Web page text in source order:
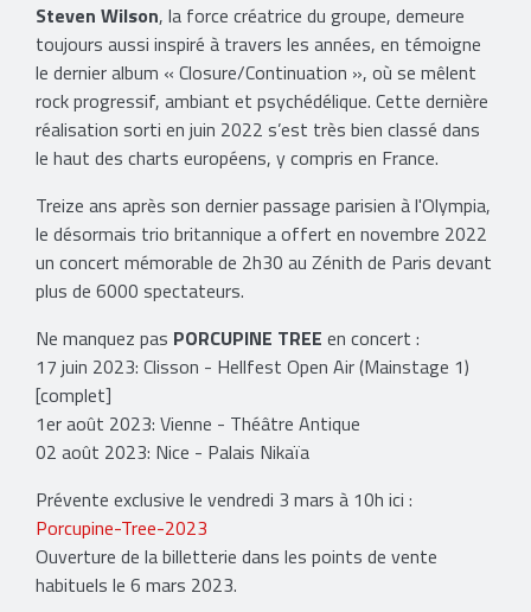
Steven Wilson, la force créatrice du groupe, demeure
toujours aussi inspiré à travers les années, en témoigne
le dernier album « Closure/Continuation », où se mêlent
rock progressif, ambiant et psychédélique. Cette dernière
réalisation sorti en juin 2022 s’est très bien classé dans
le haut des charts européens, y compris en France.
Treize ans après son dernier passage parisien à l'Olympia,
le désormais trio britannique a offert en novembre 2022
un concert mémorable de 2h30 au Zénith de Paris devant
plus de 6000 spectateurs.
Ne manquez pas PORCUPINE TREE en concert :
17 juin 2023: Clisson - Hellfest Open Air (Mainstage 1)
[complet]
1er août 2023: Vienne - Théâtre Antique
02 août 2023: Nice - Palais Nikaïa
Prévente exclusive le vendredi 3 mars à 10h ici :
Porcupine-Tree-2023
Ouverture de la billetterie dans les points de vente
habituels le 6 mars 2023.